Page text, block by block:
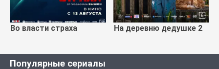
Во власти страха На деревню дедушке 2
Популярные сериалы